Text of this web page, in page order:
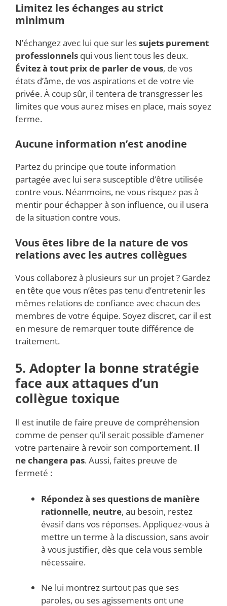
Limitez les échanges au strict
minimum
N’échangez avec lui que sur lessujets purement
professionnels qui vous lient tous les deux.
Évitez à tout prix de parler de vous, de vos
états d’âme, de vos aspirations et de votre vie
privée. À coup sûr, il tentera de transgresser les
limites que vous aurez mises en place, mais soyez
ferme.
Aucune information n’est anodine
Partez du principe que toute information
partagée avec lui sera susceptible d’être utilisée
contre vous. Néanmoins, ne vous risquez pas à
mentir pour échapper à son influence, ou il usera
de la situation contre vous.
Vous êtes libre de la nature de vos
relations avec les autres collègues
Vous collaborez à plusieurs sur un projet ? Gardez
en tête que vous n’êtes pas tenu d’entretenir les
mêmes relations de confiance avec chacun des
membres de votre équipe. Soyez discret, car il est
en mesure de remarquer toute différence de
traitement.
5. Adopter la bonne stratégie
face aux attaques d’un
collègue toxique
Il est inutile de faire preuve de compréhension
comme de penser qu’il serait possible d’amener
votre partenaire à revoir son comportement. Il
ne changera pas. Aussi, faites preuve de
fermeté :
Répondez à ses questions de manière
rationnelle, neutre, au besoin, restez
évasif dans vos réponses. Appliquez-vous à
mettre un terme à la discussion, sans avoir
à vous justifier, dès que cela vous semble
nécessaire.
Ne lui montrez surtout pas que ses
paroles, ou ses agissements ont une